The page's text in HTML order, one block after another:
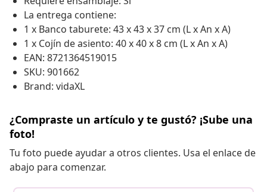
La entrega contiene:
1 x Banco taburete: 43 x 43 x 37 cm (L x An x A)
1 x Cojín de asiento: 40 x 40 x 8 cm (L x An x A)
EAN: 8721364519015
SKU: 901662
Brand: vidaXL
¿Compraste un artículo y te gustó? ¡Sube una
foto!
Tu foto puede ayudar a otros clientes. Usa el enlace de
abajo para comenzar.